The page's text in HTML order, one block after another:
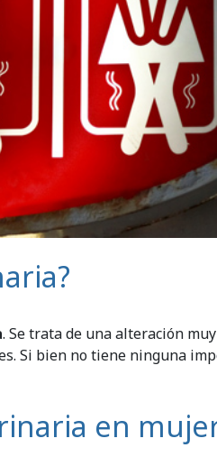
. Se trata de una alteración
Si bien no tiene ninguna
en